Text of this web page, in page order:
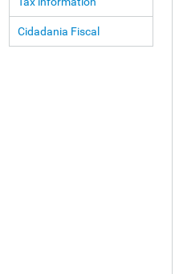
Cidadania Fiscal